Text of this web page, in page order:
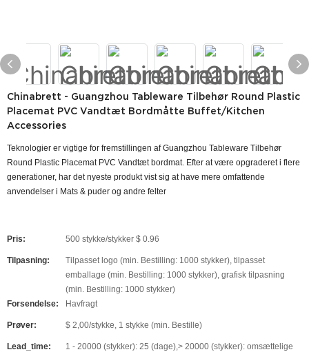
Chinabrett - Guangzhou Tableware Tilbehør Round Plastic
Placemat PVC Vandtæt Bordmåtte Buffet/Kitchen
Accessories
Teknologier er vigtige for fremstillingen af ​​Guangzhou Tableware Tilbehør
Round Plastic Placemat PVC Vandtæt bordmat. Efter at være opgraderet i flere
generationer, har det nyeste produkt vist sig at have mere omfattende
anvendelser i Mats & puder og andre felter
Pris: 500 stykke/stykker $ 0.96
Tilpasning:
Tilpasset logo (min. Bestilling: 1000 stykker), tilpasset
emballage (min. Bestilling: 1000 stykker), grafisk tilpasning
(min. Bestilling: 1000 stykker)
Forsendelse:
Havfragt
Prøver: $ 2,00/stykke, 1 stykke (min. Bestille)
Lead_time:
1 - 20000 (stykker): 25 (dage),> 20000 (stykker): omsættelige